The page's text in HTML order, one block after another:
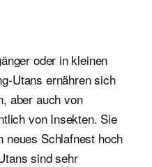
oder in kleinen
Utans ernähren sich
aber auch von
von Insekten. Sie
neues Schlafnest hoch
sind sehr